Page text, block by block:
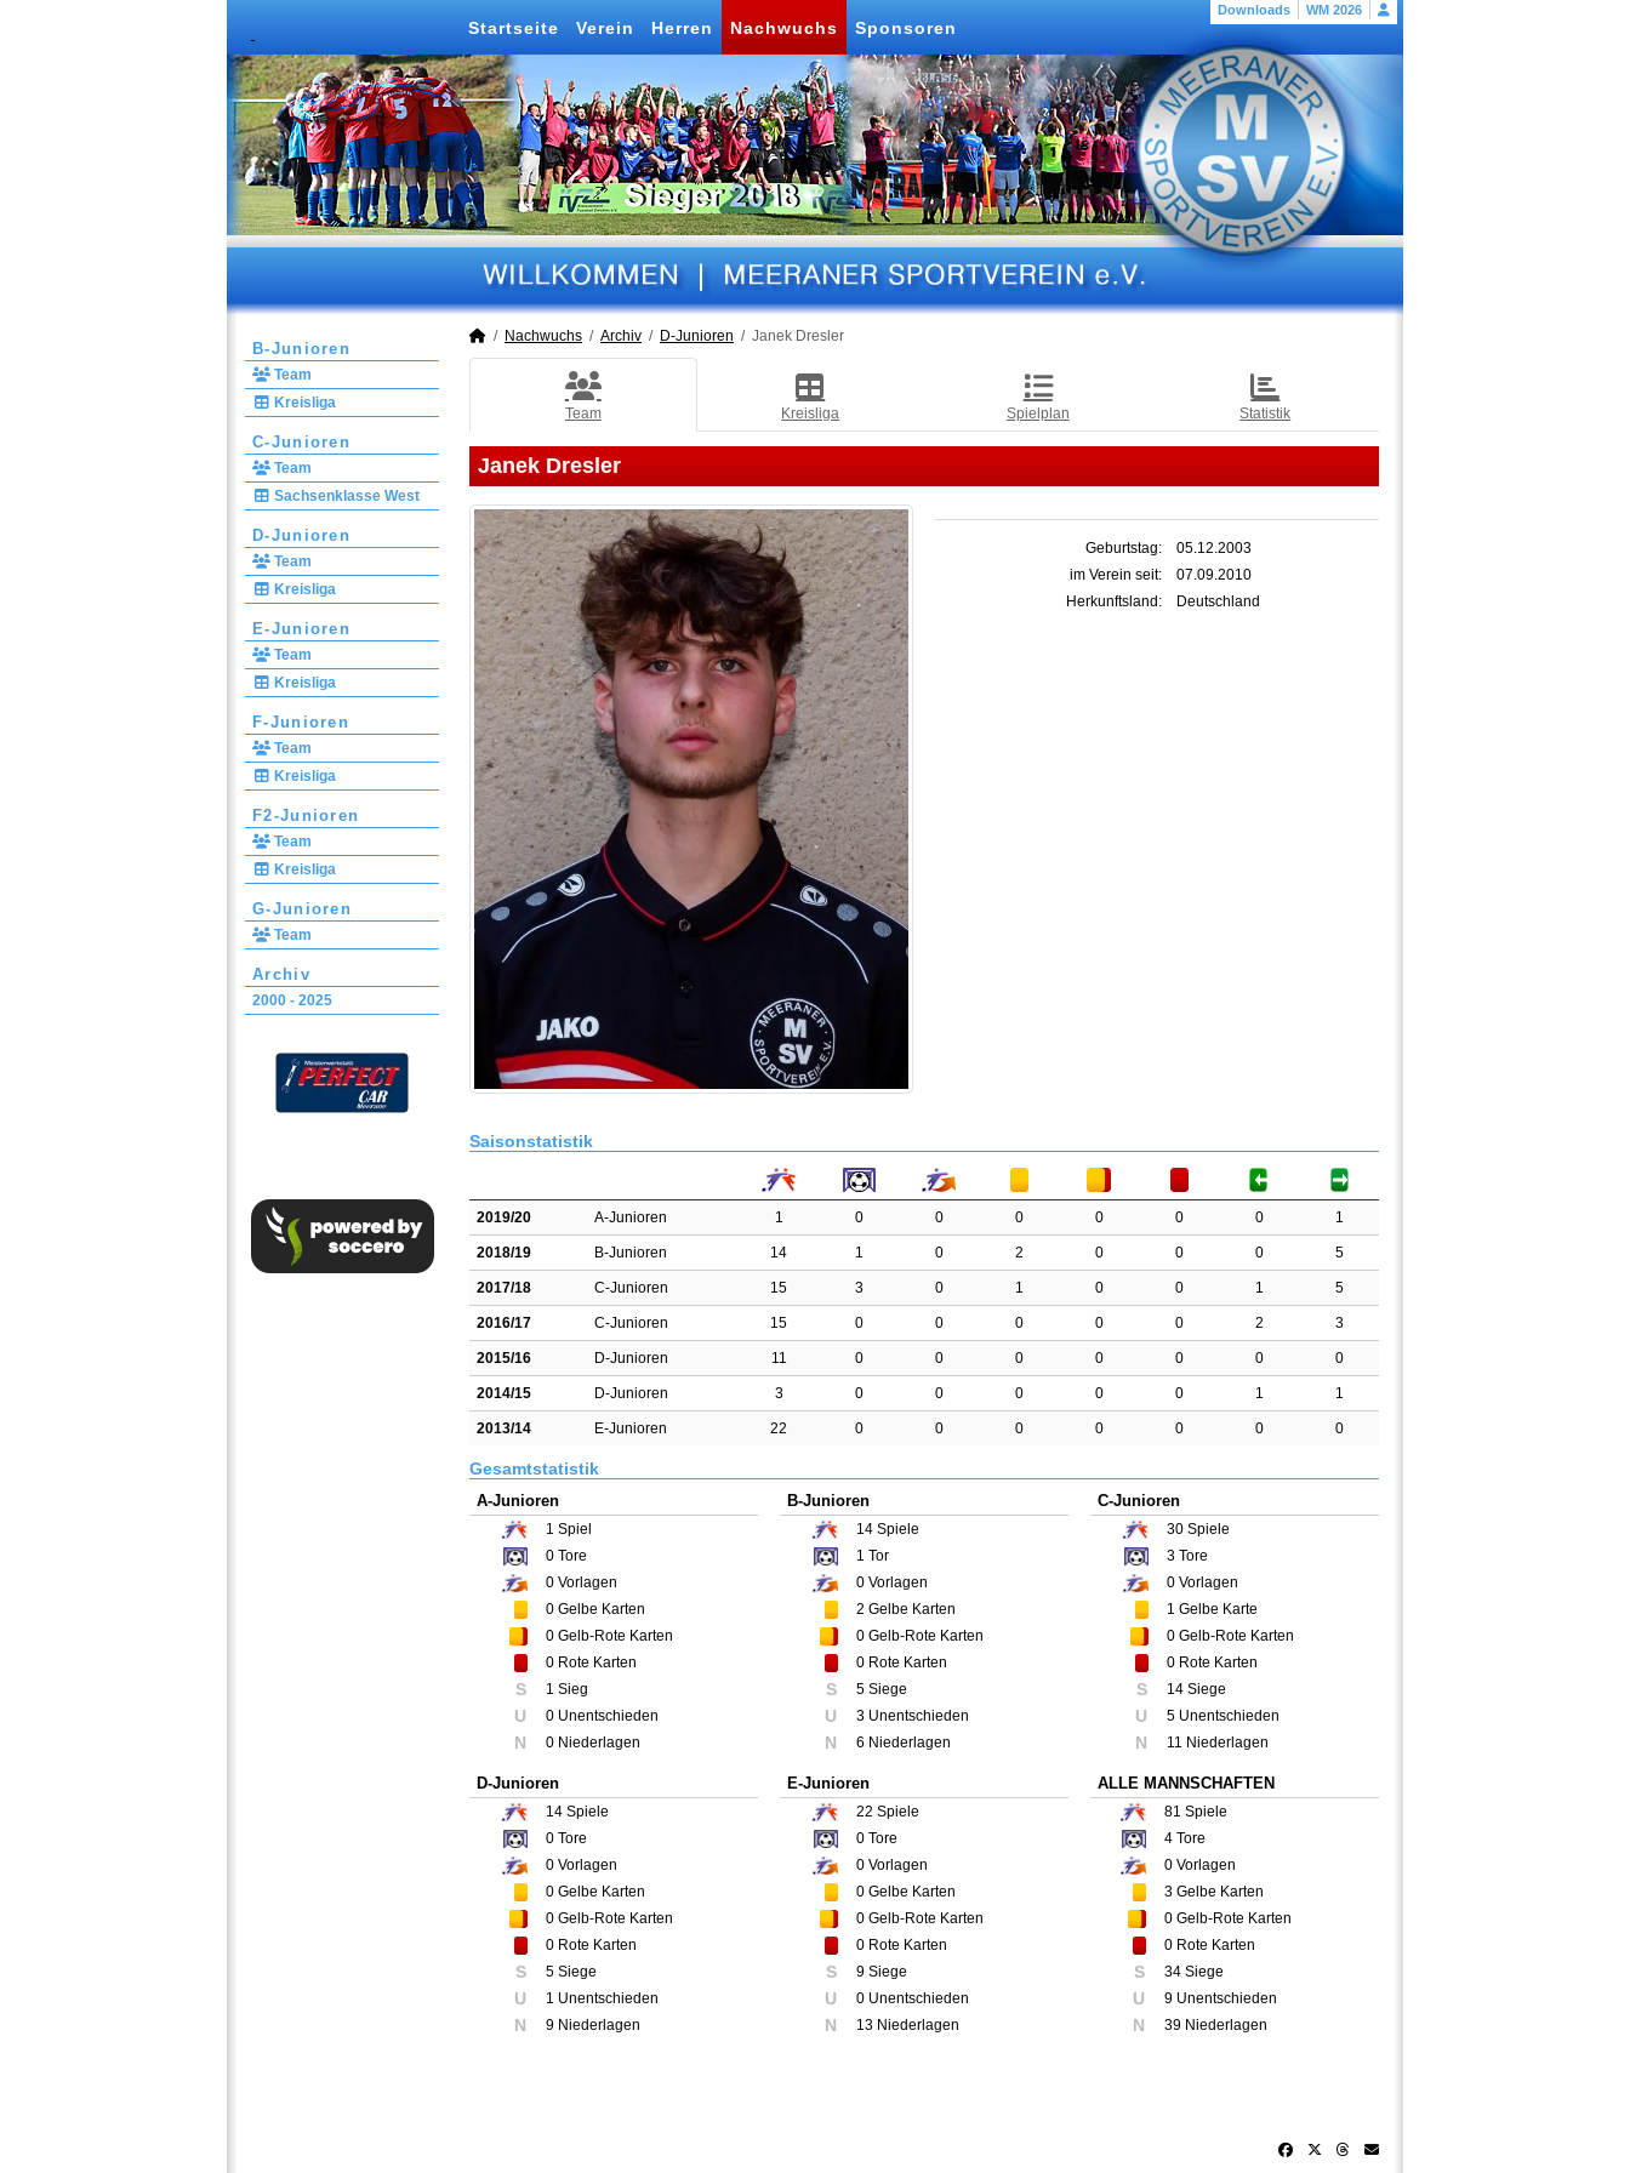
Downloads WM 2026
Startseite Verein Herren Nachwuchs Sponsoren
B-Junioren
Team
Kreisliga
C-Junioren
Team
Sachsenklasse West
D-Junioren
Team
Kreisliga
E-Junioren
Team
Kreisliga
F-Junioren
Team
Kreisliga
F2-Junioren
Team
Kreisliga
G-Junioren
Team
Archiv
2000 - 2025
Nachwuchs Archiv D-Junioren Janek Dresler
Team Kreisliga Spielplan Statistik
Janek Dresler
Geburtstag:
05.12.2003
im Verein seit:
07.09.2010
Herkunftsland:
Deutschland
Saisonstatistik
2019/20 A-Junioren 1 0 0 0 0 0 0 1
2018/19 B-Junioren 14 1 0 2 0 0 0 5
2017/18 C-Junioren 15 3 0 1 0 0 1 5
2016/17 C-Junioren 15 0 0 0 0 0 2 3
2015/16 D-Junioren 11 0 0 0 0 0 0 0
2014/15 D-Junioren 3 0 0 0 0 0 1 1
2013/14 E-Junioren 22 0 0 0 0 0 0 0
Gesamtstatistik
A-Junioren
1 Spiel
0 Tore
0 Vorlagen
0 Gelbe Karten
0 Gelb-Rote Karten
0 Rote Karten
S 1 Sieg
U 0 Unentschieden
N 0 Niederlagen
B-Junioren
14 Spiele
1 Tor
0 Vorlagen
2 Gelbe Karten
0 Gelb-Rote Karten
0 Rote Karten
S 5 Siege
U 3 Unentschieden
N 6 Niederlagen
C-Junioren
30 Spiele
3 Tore
0 Vorlagen
1 Gelbe Karte
0 Gelb-Rote Karten
0 Rote Karten
S 14 Siege
U 5 Unentschieden
N 11 Niederlagen
D-Junioren
14 Spiele
0 Tore
0 Vorlagen
0 Gelbe Karten
0 Gelb-Rote Karten
0 Rote Karten
S 5 Siege
U 1 Unentschieden
N 9 Niederlagen
E-Junioren
22 Spiele
0 Tore
0 Vorlagen
0 Gelbe Karten
0 Gelb-Rote Karten
0 Rote Karten
S 9 Siege
U 0 Unentschieden
N 13 Niederlagen
ALLE MANNSCHAFTEN
81 Spiele
4 Tore
0 Vorlagen
3 Gelbe Karten
0 Gelb-Rote Karten
0 Rote Karten
S 34 Siege
U 9 Unentschieden
N 39 Niederlagen